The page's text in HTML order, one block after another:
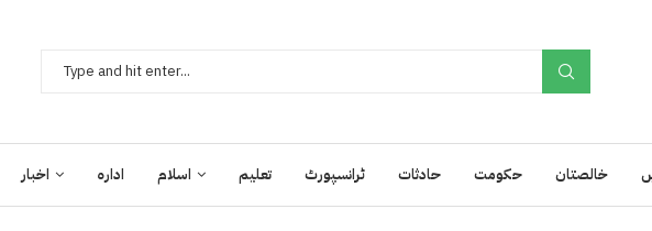
اخبار ادارہ اسلام تعلیم ٹرانسپورٹ حادثات حکومت خالصتان